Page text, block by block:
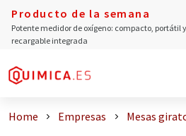
Producto de la semana
Potente medidor de oxígeno: compacto, portátil
recargable integrada
Home Empresas Mesas